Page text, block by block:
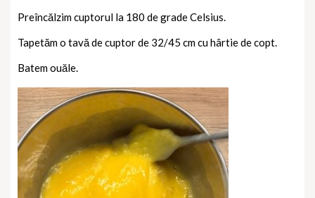
Preîncălzim cuptorul la 180 de grade Celsius.
Tapetăm o tavă de cuptor de 32/45 cm cu hârtie de copt.
Batem ouăle.